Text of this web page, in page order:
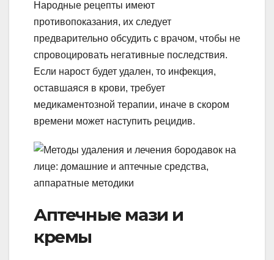
Народные рецепты имеют
противопоказания, их следует
предварительно обсудить с врачом, чтобы не
спровоцировать негативные последствия.
Если нарост будет удален, то инфекция,
оставшаяся в крови, требует
медикаментозной терапии, иначе в скором
времени может наступить рецидив.
Аптечные мази и
кремы